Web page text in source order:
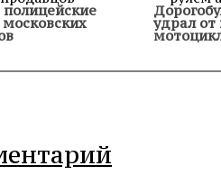
полицейские
удрал от